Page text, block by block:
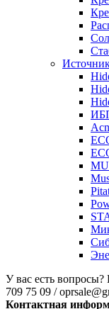
У вас есть
709 75 09 /
Контактная